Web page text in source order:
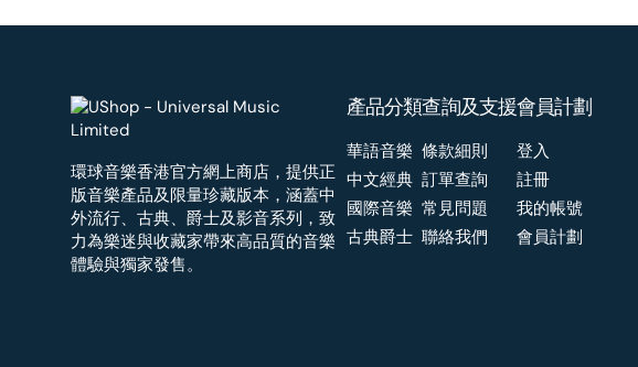
環球音樂香港官方網上商店，提供正
版音樂產品及限量珍藏版本，涵蓋中
外流行、古典、爵士及影音系列，致
力為樂迷與收藏家帶來高品質的音樂
體驗與獨家發售。
產品分類
華語音樂
中文經典
國際音樂
古典爵士
查詢及支援
條款細則
訂單查詢
常見問題
聯絡我們
會員計劃
登入
註冊
我的帳號
會員計劃